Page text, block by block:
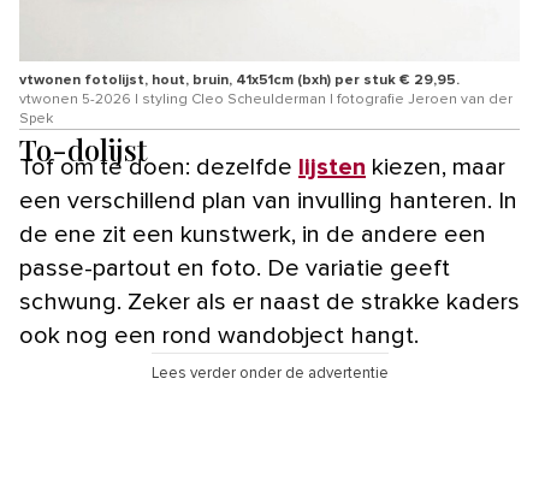
vtwonen fotolijst, hout, bruin, 41x51cm (bxh) per stuk € 29,95.
vtwonen 5-2026 | styling Cleo Scheulderman | fotografie Jeroen van der
Spek
To-dolijst
Tof om te doen: dezelfde lijsten kiezen, maar
een verschillend plan van invulling hanteren. In
de ene zit een kunstwerk, in de andere een
passe-partout en foto. De variatie geeft
schwung. Zeker als er naast de strakke kaders
ook nog een rond wandobject hangt.
Lees verder onder de advertentie